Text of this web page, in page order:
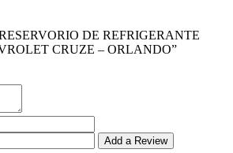
DE REFRIGERANTE
CRUZE – ORLANDO”